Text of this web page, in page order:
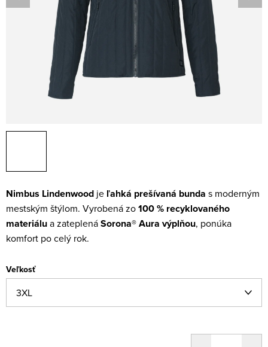
Nimbus Lindenwood je ľahká prešívaná bunda s moderným
mestským štýlom. Vyrobená zo100 % recyklovaného
materiálua zateplenáSorona® Aura výplňou, ponúka
komfort po celý rok.
Veľkosť